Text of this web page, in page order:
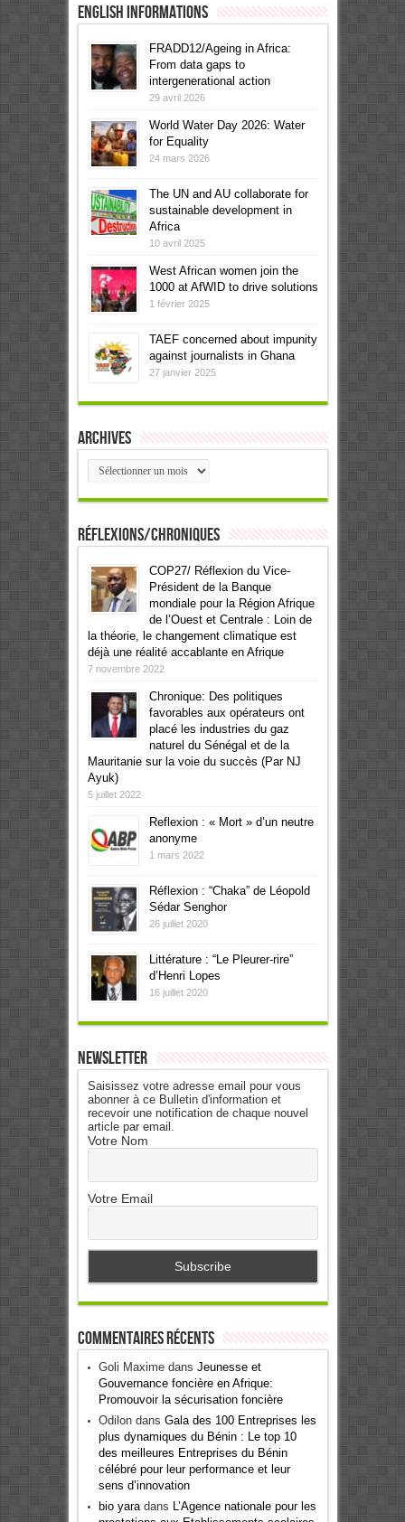
English informations
FRADD12/Ageing in Africa:
From data gaps to
intergenerational action
29 avril 2026
World Water Day 2026: Water
for Equality
24 mars 2026
The UN and AU collaborate for
sustainable development in
Africa
10 avril 2025
West African women join the
1000 at AfWID to drive solutions
1 février 2025
TAEF concerned about impunity
against journalists in Ghana
27 janvier 2025
Archives
Archives
Réflexions/Chroniques
COP27/ Réflexion du Vice-
Président de la Banque
mondiale pour la Région Afrique
de l’Ouest et Centrale : Loin de
la théorie, le changement climatique est
déjà une réalité accablante en Afrique
7 novembre 2022
Chronique: Des politiques
favorables aux opérateurs ont
placé les industries du gaz
naturel du Sénégal et de la
Mauritanie sur la voie du succès (Par NJ
Ayuk)
5 juillet 2022
Reflexion : « Mort » d’un neutre
anonyme
1 mars 2022
Réflexion : “Chaka” de Léopold
Sédar Senghor
26 juillet 2020
Littérature : “Le Pleurer-rire”
d’Henri Lopes
16 juillet 2020
Newsletter
Saisissez votre adresse email pour vous
abonner à ce Bulletin d'information et
recevoir une notification de chaque nouvel
article par email.
Votre Nom
Votre Email
Commentaires récents
Goli Maximedans Jeunesse et
Gouvernance foncière en Afrique:
Promouvoir la sécurisation foncière
Odilondans Gala des 100 Entreprises les
plus dynamiques du Bénin : Le top 10
des meilleures Entreprises du Bénin
célébré pour leur performance et leur
sens d’innovation
bio yaradans
L’Agence nationale pour les